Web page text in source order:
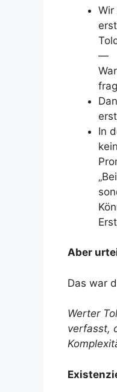
Wir
—
In
Aber
Das war
Werter
verfasst,